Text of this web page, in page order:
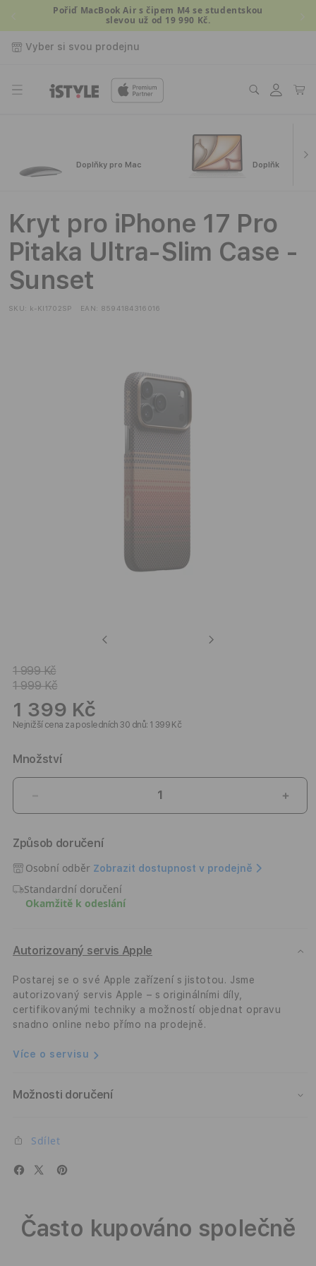
Přejít kPořiď MacBook Air s čipem M4 se studentskou
slevou už od 19 990 Kč.
Vyber si svou prodejnu
Přihlásit
se
Košík
Doplňky pro Mac Doplňky pro
Kryt pro iPhone 17 Pro
Pitaka Ultra-Slim Case -
Sunset
SKU: k-KI1702SP EAN: 8594184316016
Previous Next
1 999 Kč
1 999 Kč
1 399 Kč
Nejnižší cena za posledních 30 dnů: 1 399 Kč
Množství
množství
Kryt
pro
iPhone
17
Pro
Slim
-
Sunset
Slim
Způsob doručení
Osobní odběr Zobrazit dostupnost v prodejně
Standardní doručení
Okamžitě k odeslání
Autorizovaný servis Apple
Postarej se o své Apple zařízení s jistotou. Jsme
autorizovaný servis Apple – s originálními díly,
certifikovanými techniky a možností objednat opravu
snadno online nebo přímo na prodejně.
Více o servisu
Možnosti doručení
Sdílet
Často kupováno společně